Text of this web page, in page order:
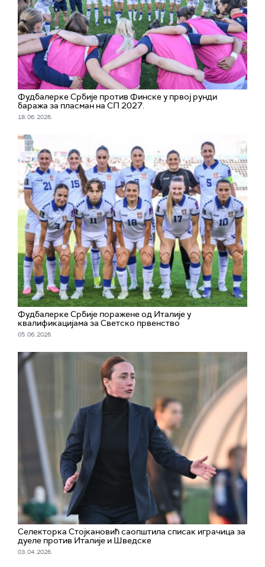
Фудбалерке Србије против Финске у првој рунди
баража за пласман на СП 2027.
18. 06. 2026.
Фудбалерке Србије поражене од Италије у
квалификацијама за Светско првенство
05. 06. 2026.
Селекторка Стојкановић саопштила списак играчица за
дуеле против Италије и Шведске
03. 04. 2026.